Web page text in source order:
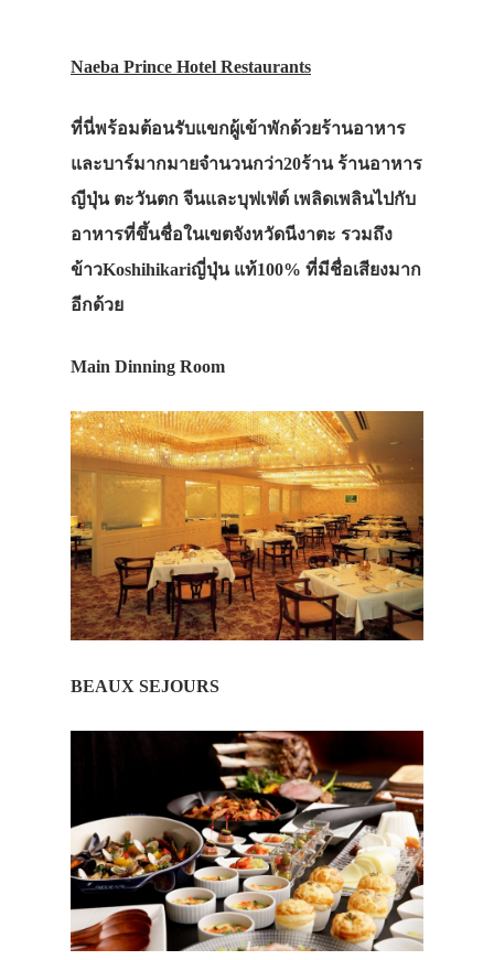
Naeba Prince Hotel Restaurants
ที่นี่พร้อมต้อนรับแขกผู้เข้าพักด้วยร้านอาหาร
และบาร์มากมายจำนวนกว่า20ร้าน ร้านอาหาร
ญีปุ่น ตะวันตก จีนและบุฟเฟ่ต์ เพลิดเพลินไปกับ
อาหารที่ขึ้นชื่อในเขตจังหวัดนีงาตะ รวมถึง
ข้าวKoshihikariญี่ปุ่น แท้100% ที่มีชื่อเสียงมาก
อีกด้วย
Main Dinning Room
BEAUX SEJOURS